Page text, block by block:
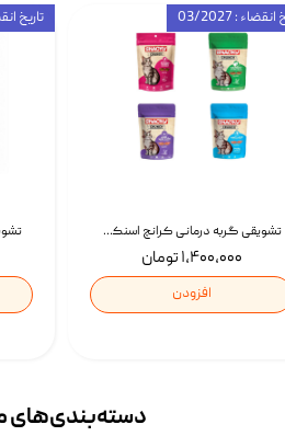
تاریخ انقضاء
تشویقی گربه درمانی کرانچ اسنکی با طعم میکس Snacky Crunch Cat Treats وزن 60 گرم بسته 4 عددی
۱,۴۰۰,۰۰۰ تومان
افزودن
: 03/2027
دسته‌بندی‌‌های